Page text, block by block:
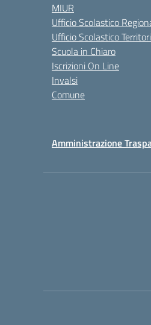
MIUR
Ufficio Scolastico
Ufficio Scolastico
Scuola in Chiaro
Iscrizioni On Line
Invalsi
Comune
Amministrazione